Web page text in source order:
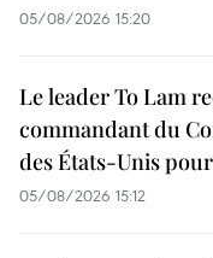
05/08/2026 15:20
Le leader To Lam
commandant du
des États-Unis
05/08/2026 15:12